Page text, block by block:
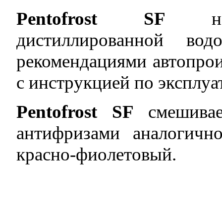
Pentofrost SF
дистиллированной
рекомендациями
с инструкцией по
Pentofrost SF
антифризами
красно-фиолетовый.